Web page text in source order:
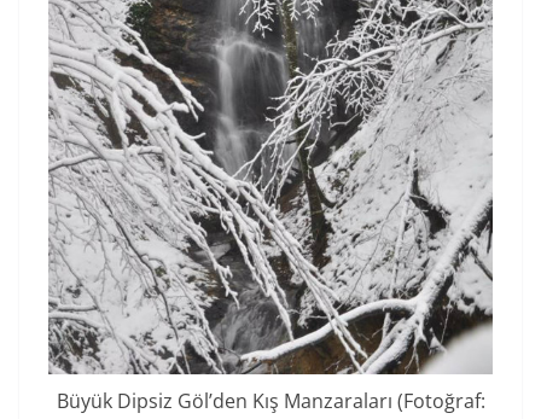
Büyük Dipsiz Göl’den Kış Manzaraları (Fotoğraf: